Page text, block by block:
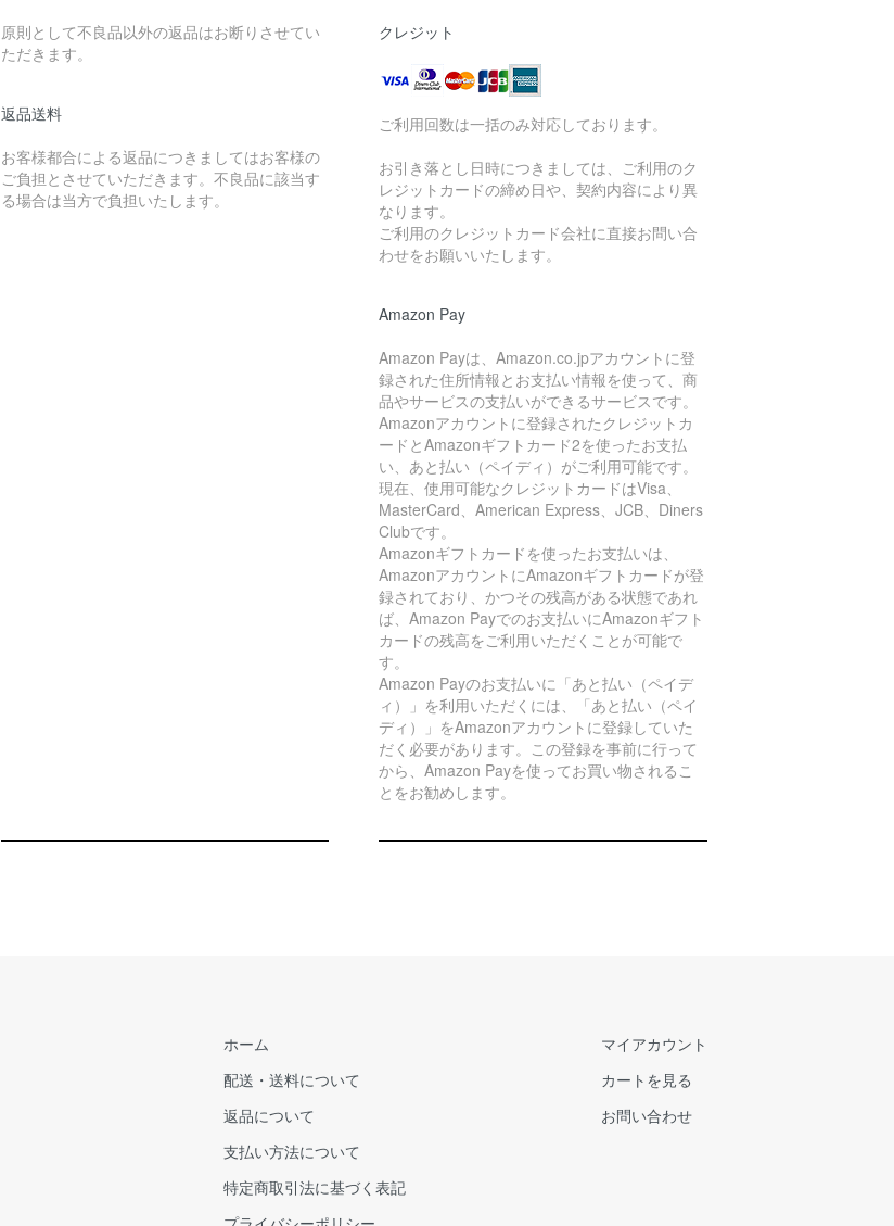
原則として不良品以外の返品はお断りさせてい
ただきます。
返品送料
お客様都合による返品につきましてはお客様の
ご負担とさせていただきます。不良品に該当す
る場合は当方で負担いたします。
クレジット
ご利用回数は一括のみ対応しております。
お引き落とし日時につきましては、ご利用のク
レジットカードの締め日や、契約内容により異
なります。
ご利用のクレジットカード会社に直接お問い合
わせをお願いいたします。
Amazon Pay
Amazon Payは、Amazon.co.jpアカウントに登
録された住所情報とお支払い情報を使って、商
品やサービスの支払いができるサービスです。
Amazonアカウントに登録されたクレジットカ
ードとAmazonギフトカード2を使ったお支払
い、あと払い（ペイディ）がご利用可能です。
現在、使用可能なクレジットカードはVisa、
MasterCard、American Express、JCB、Diners
Clubです。
Amazonギフトカードを使ったお支払いは、
AmazonアカウントにAmazonギフトカードが登
録されており、かつその残高がある状態であれ
ば、Amazon Payでのお支払いにAmazonギフト
カードの残高をご利用いただくことが可能で
す。
Amazon Payのお支払いに「あと払い（ペイデ
ィ）」を利用いただくには、「あと払い（ペイ
ディ）」をAmazonアカウントに登録していた
だく必要があります。この登録を事前に行って
から、Amazon Payを使ってお買い物されるこ
とをお勧めします。
ホーム
配送・送料について
返品について
支払い方法について
特定商取引法に基づく表記
マイアカウント
カートを見る
お問い合わせ